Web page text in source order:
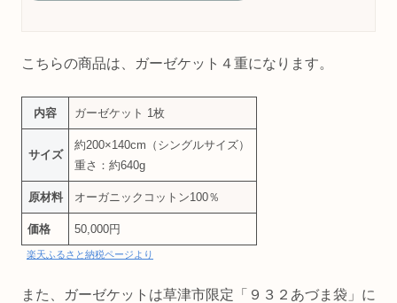
こちらの商品は、ガーゼケット４重になります。
内容 ガーゼケット 1枚
サイズ
約200×140cm（シングルサイズ）
重さ：約640g
原材料 オーガニックコットン100％
価格 50,000円
楽天ふるさと納税ページより
また、ガーゼケットは草津市限定「９３２あづま袋」に